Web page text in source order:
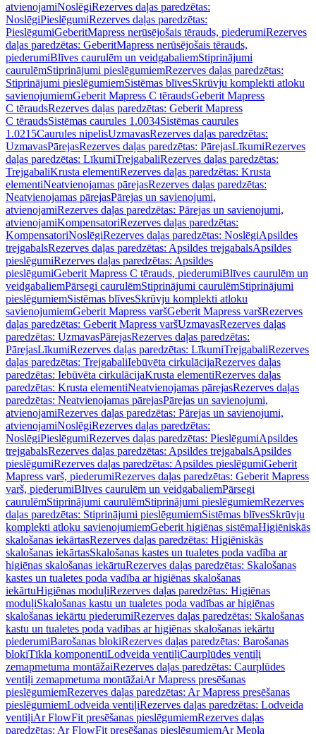
atvienojamiNoslēgiRezerves daļas paredzētas:
NoslēgiPieslēgumiRezerves daļas paredzētas:
PieslēgumiGeberitMapress nerūsējošais tērauds, piederumiRezerves
daļas paredzētas: GeberitMapress nerūsējošais tērauds,
piederumiBlīves caurulēm un veidgabaliemStiprinājumi
caurulēmStiprinājumi pieslēgumiemRezerves daļas paredzētas:
Stiprinājumi pieslēgumiemSistēmas blīvesSkrūvju komplekti atloku
savienojumiemGeberit Mapress C tēraudsGeberit Mapress
C tēraudsRezerves daļas paredzētas: Geberit Mapress
C tēraudsSistēmas caurules 1.0034Sistēmas caurules
1.0215Caurules nipelisUzmavasRezerves daļas paredzētas:
UzmavasPārejasRezerves daļas paredzētas: PārejasLīkumiRezerves
daļas paredzētas: LīkumiTrejgabaliRezerves daļas paredzētas:
TrejgabaliKrusta elementiRezerves daļas paredzētas: Krusta
elementiNeatvienojamas pārejasRezerves daļas paredzētas:
Neatvienojamas pārejasPārejas un savienojumi,
atvienojamiRezerves daļas paredzētas: Pārejas un savienojumi,
atvienojamiKompensatoriRezerves daļas paredzētas:
KompensatoriNoslēgiRezerves daļas paredzētas: NoslēgiApsildes
trejgabalsRezerves daļas paredzētas: Apsildes trejgabalsApsildes
pieslēgumiRezerves daļas paredzētas: Apsildes
pieslēgumiGeberit Mapress C tērauds, piederumiBlīves caurulēm un
veidgabaliemPārsegi caurulēmStiprinājumi caurulēmStiprinājumi
pieslēgumiemSistēmas blīvesSkrūvju komplekti atloku
savienojumiemGeberit Mapress varšGeberit Mapress varšRezerves
daļas paredzētas: Geberit Mapress varšUzmavasRezerves daļas
paredzētas: UzmavasPārejasRezerves daļas paredzētas:
PārejasLīkumiRezerves daļas paredzētas: LīkumiTrejgabaliRezerves
daļas paredzētas: TrejgabaliIebūvēta cirkulācijaRezerves daļas
paredzētas: Iebūvēta cirkulācijaKrusta elementiRezerves daļas
paredzētas: Krusta elementiNeatvienojamas pārejasRezerves daļas
paredzētas: Neatvienojamas pārejasPārejas un savienojumi,
atvienojamiRezerves daļas paredzētas: Pārejas un savienojumi,
atvienojamiNoslēgiRezerves daļas paredzētas:
NoslēgiPieslēgumiRezerves daļas paredzētas: PieslēgumiApsildes
trejgabalsRezerves daļas paredzētas: Apsildes trejgabalsApsildes
pieslēgumiRezerves daļas paredzētas: Apsildes pieslēgumiGeberit
Mapress varš, piederumiRezerves daļas paredzētas: Geberit Mapress
varš, piederumiBlīves caurulēm un veidgabaliemPārsegi
caurulēmStiprinājumi caurulēmStiprinājumi pieslēgumiemRezerves
daļas paredzētas: Stiprinājumi pieslēgumiemSistēmas blīvesSkrūvju
komplekti atloku savienojumiemGeberit higiēnas sistēmaHigiēniskās
skalošanas iekārtasRezerves daļas paredzētas: Higiēniskās
skalošanas iekārtasSkalošanas kastes un tualetes poda vadība ar
higiēnas skalošanas iekārtuRezerves daļas paredzētas: Skalošanas
kastes un tualetes poda vadība ar higiēnas skalošanas
iekārtuHigiēnas moduļiRezerves daļas paredzētas: Higiēnas
moduļiSkalošanas kastu un tualetes poda vadības ar higiēnas
skalošanas iekārtu piederumiRezerves daļas paredzētas: Skalošanas
kastu un tualetes poda vadības ar higiēnas skalošanas iekārtu
piederumiBarošanas blokiRezerves daļas paredzētas: Barošanas
blokiTīkla komponentiLodveida ventiļiCaurplūdes ventiļi
zemapmetuma montāžaiRezerves daļas paredzētas: Caurplūdes
ventiļi zemapmetuma montāžaiAr Mapress presēšanas
pieslēgumiemRezerves daļas paredzētas: Ar Mapress presēšanas
pieslēgumiemLodveida ventiļiRezerves daļas paredzētas: Lodveida
ventiļiAr FlowFit presēšanas pieslēgumiemRezerves daļas
paredzētas: Ar FlowFit presēšanas pieslēgumiemAr Mepla